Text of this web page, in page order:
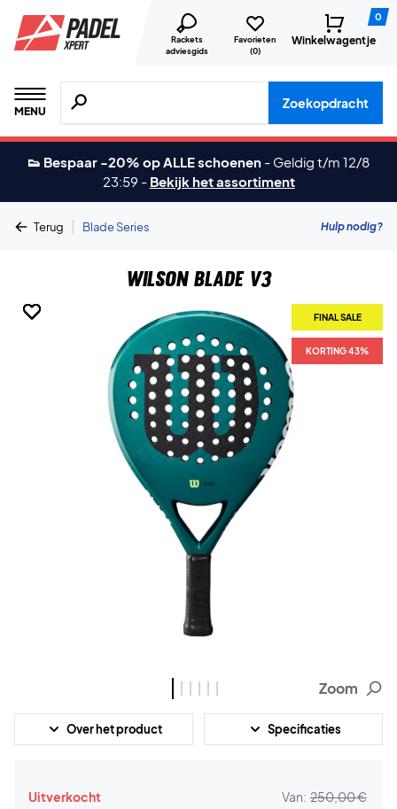
Rackets
adviesgids
Favorieten
(0)
0
Winkelwagentje
MENU
Zoeken naar producten, merken etc.
Zoekopdracht
👟 Bespaar -20% op ALLE schoenen - Geldig t/m 12/8
23:59 - Bekijk het assortiment
Terug | Blade Series Hulp nodig?
Wilson Blade V3
FINAL SALE
KORTING 43%
FINAL SALE
KORTING 43%
FINAL SALE
KORTING 43%
FINAL SALE
KORTING 43%
FINAL SALE
KORTING 43%
FINAL SALE
KORTING 43%
Zoom
Over het product Specificaties
Uitverkocht Van: 250,00 €